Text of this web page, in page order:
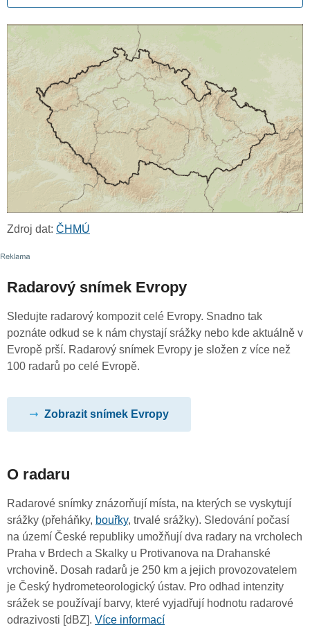
Zdroj dat: ČHMÚ
Radarový snímek Evropy
Sledujte radarový kompozit celé Evropy. Snadno tak
poznáte odkud se k nám chystají srážky nebo kde aktuálně v
Evropě prší. Radarový snímek Evropy je složen z více než
100 radarů po celé Evropě.
Zobrazit snímek Evropy
O radaru
Radarové snímky znázorňují místa, na kterých se vyskytují
srážky (přeháňky, bouřky, trvalé srážky). Sledování počasí
na území České republiky umožňují dva radary na vrcholech
Praha v Brdech a Skalky u Protivanova na Drahanské
vrchovině. Dosah radarů je 250 km a jejich provozovatelem
je Český hydrometeorologický ústav. Pro odhad intenzity
srážek se používají barvy, které vyjadřují hodnotu radarové
odrazivosti [dBZ]. Více informací